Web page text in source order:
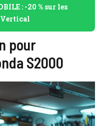
: -20 % sur les
pour
S2000